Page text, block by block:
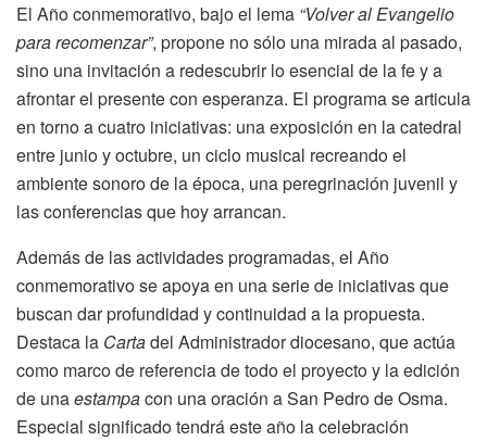
El Año conmemorativo, bajo el lema “Volver al Evangelio
para recomenzar”, propone no sólo una mirada al pasado,
sino una invitación a redescubrir lo esencial de la fe y a
afrontar el presente con esperanza. El programa se articula
en torno a cuatro iniciativas: una exposición en la catedral
entre junio y octubre, un ciclo musical recreando el
ambiente sonoro de la época, una peregrinación juvenil y
las conferencias que hoy arrancan.
Además de las actividades programadas, el Año
conmemorativo se apoya en una serie de iniciativas que
buscan dar profundidad y continuidad a la propuesta.
Destaca la Cartadel Administrador diocesano, que actúa
como marco de referencia de todo el proyecto y la edición
de unaestampacon una oración a San Pedro de Osma.
Especial significado tendrá este año la celebración